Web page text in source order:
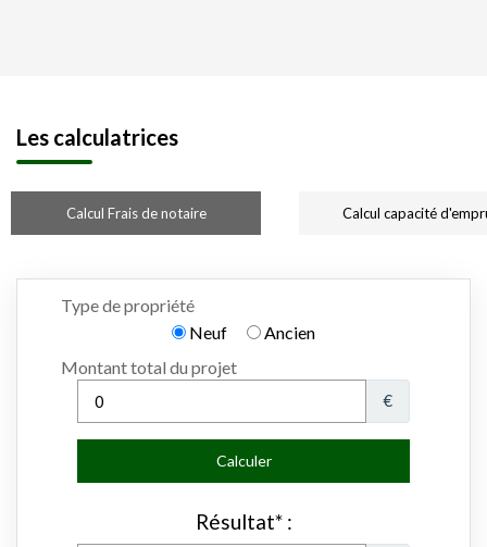
Les calculatrices
Calcul Frais de notaire Calcul capacité